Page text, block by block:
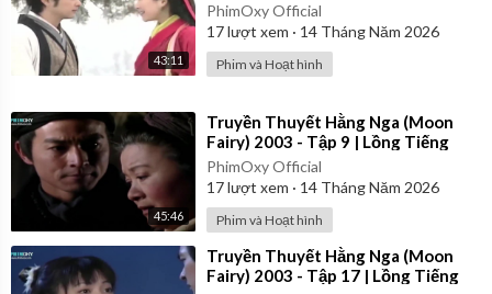
43:11
PhimOxy Official
17lượt xem · 14 Tháng Năm 2026
Phim và Hoạt hình
45:46
⁣Truyền Thuyết Hằng Nga (Moon
Fairy) 2003 - Tập 9 | Lồng Tiếng
PhimOxy Official
17lượt xem · 14 Tháng Năm 2026
Phim và Hoạt hình
⁣Truyền Thuyết Hằng Nga (Moon
Fairy) 2003 - Tập 17 | Lồng Tiếng